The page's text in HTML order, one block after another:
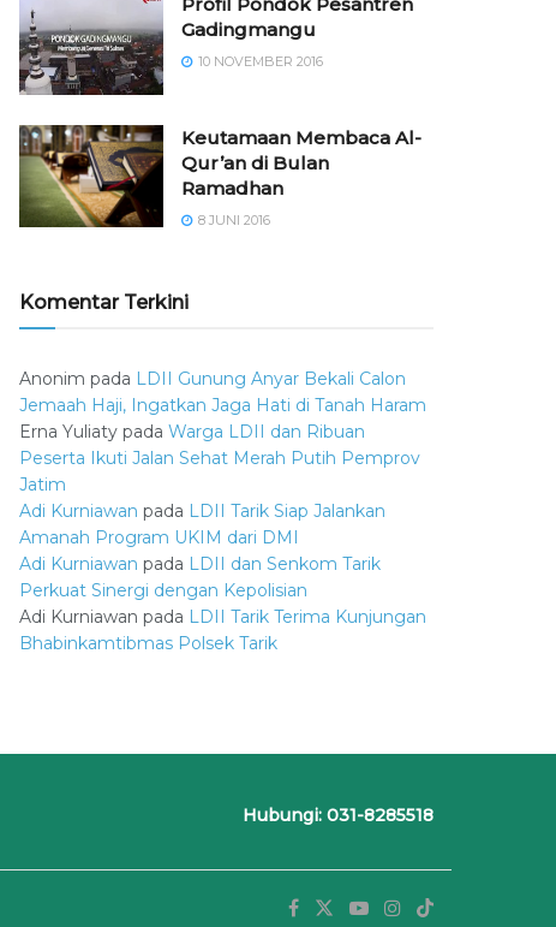
Gadingmangu
10 NOVEMBER 2016
Keutamaan Membaca Al-
Qur’an di Bulan
Ramadhan
8 JUNI 2016
Komentar Terkini
Anonim pada LDII Gunung Anyar Bekali Calon
Jemaah Haji, Ingatkan Jaga Hati di Tanah Haram
Erna Yuliaty pada Warga LDII dan Ribuan
Peserta Ikuti Jalan Sehat Merah Putih Pemprov
Jatim
Adi Kurniawan pada LDII Tarik Siap Jalankan
Amanah Program UKIM dari DMI
Adi Kurniawan pada LDII dan Senkom Tarik
Perkuat Sinergi dengan Kepolisian
Adi Kurniawan pada LDII Tarik Terima Kunjungan
Bhabinkamtibmas Polsek Tarik
Hubungi: 031-8285518